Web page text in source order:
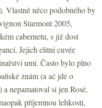
Vlastně něco podobného by
Starmont 2005,
cabernetu, s již dost
Jejich elitní cuvée
umí. Často bylo plno
znám (a ač jde o
) a nepamatoval si jen Rosé,
příjemnou lehkostí,